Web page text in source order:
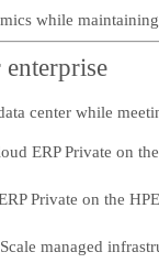
while
center while
ERP Private on
Private on the
managed